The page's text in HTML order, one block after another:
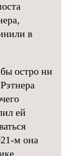
в
остро ни
ей
м она